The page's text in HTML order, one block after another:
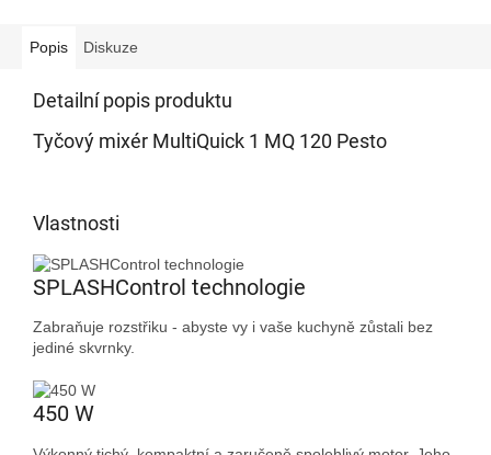
Popis Diskuze
Detailní popis produktu
Tyčový mixér MultiQuick 1 MQ 120 Pesto
Vlastnosti
SPLASHControl technologie
Zabraňuje rozstřiku - abyste vy i vaše kuchyně zůstali bez
jediné skvrnky.
450 W